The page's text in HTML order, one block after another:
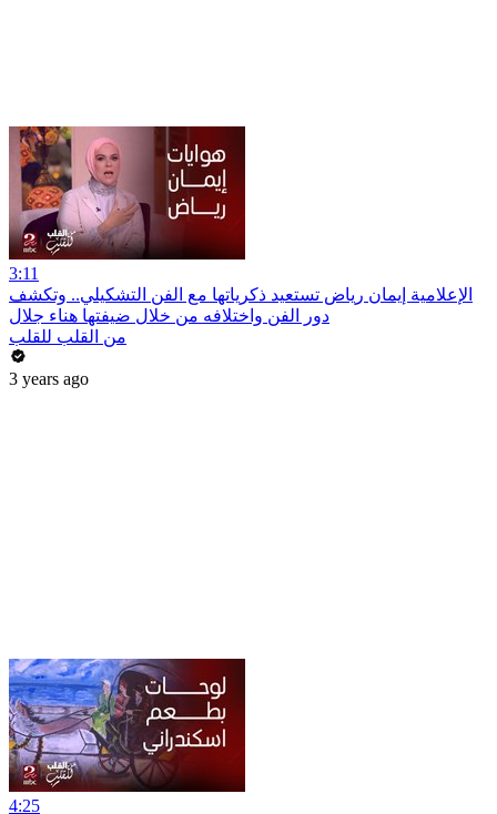
3:11
الإعلامية إيمان رياض تستعيد ذكرياتها مع الفن التشكيلي.. وتكشف
دور الفن واختلافه من خلال ضيفتها هناء جلال
من القلب للقلب
3 years ago
4:25